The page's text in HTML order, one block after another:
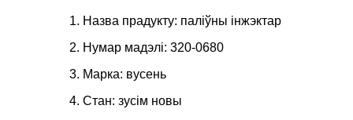
1. Назва прадукту: паліўны інжэктар
2. Нумар мадэлі: 320-0680
3. Марка: вусень
4. Стан: зусім новы